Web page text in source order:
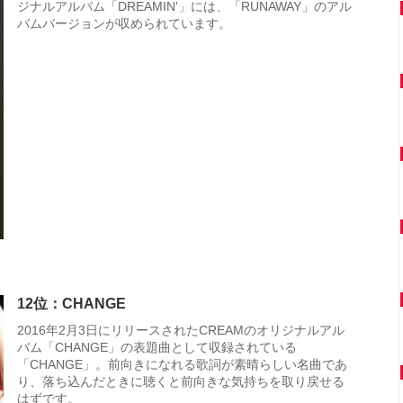
ジナルアルバム「DREAMIN'」には、「RUNAWAY」のアル
バムバージョンが収められています。
12位：CHANGE
2016年2月3日にリリースされたCREAMのオリジナルアル
バム「CHANGE」の表題曲として収録されている
「CHANGE」。前向きになれる歌詞が素晴らしい名曲であ
り、落ち込んだときに聴くと前向きな気持ちを取り戻せる
はずです。